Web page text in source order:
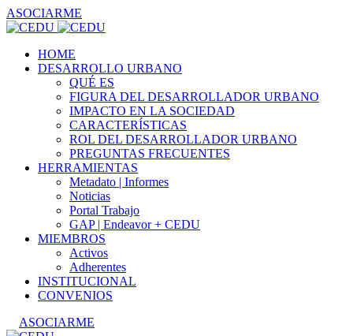
ASOCIARME
HOME
DESARROLLO URBANO
QUÉ ES
FIGURA DEL DESARROLLADOR URBANO
IMPACTO EN LA SOCIEDAD
CARACTERÍSTICAS
ROL DEL DESARROLLADOR URBANO
PREGUNTAS FRECUENTES
HERRAMIENTAS
Metadato | Informes
Noticias
Portal Trabajo
GAP | Endeavor + CEDU
MIEMBROS
Activos
Adherentes
INSTITUCIONAL
CONVENIOS
ASOCIARME